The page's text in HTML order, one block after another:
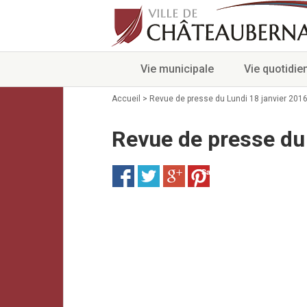
Vie municipale Vie
Accueil > Revue de presse du Lundi 18 janvier 2016
Revue de presse
Save